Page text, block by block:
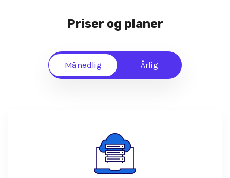
Priser og planer
Månedlig Årlig